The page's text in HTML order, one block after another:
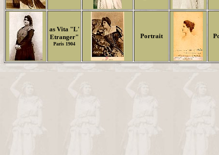
as Vita "L'
Etranger"
Paris 1904
Portrait